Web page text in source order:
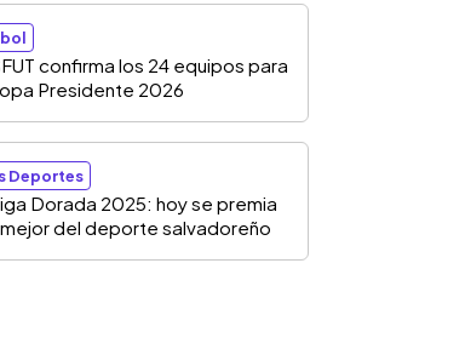
confirma los 24 equipos para
Presidente 2026
Deportes
Dorada 2025: hoy se premia
del deporte salvadoreño